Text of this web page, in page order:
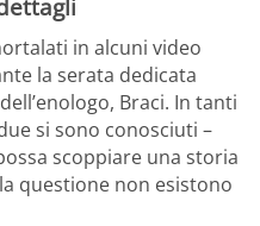
in alcuni video
la serata dedicata
Braci. In tanti
si sono conosciuti –
scoppiare una storia
questione non esistono